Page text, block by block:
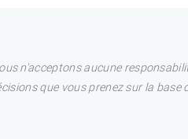
n'acceptons aucune
que vous prenez sur la